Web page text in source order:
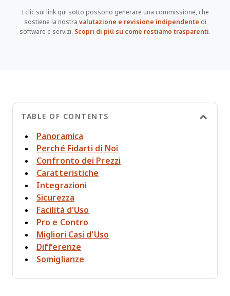
I clic sui link qui sotto possono generare una commissione, che
sostiene la nostra valutazione e revisione indipendente di
software e servizi. Scopri di più su come restiamo trasparenti.
TABLE OF CONTENTS
Panoramica
Perché Fidarti di Noi
Confronto dei Prezzi
Caratteristiche
Integrazioni
Sicurezza
Facilità d'Uso
Pro e Contro
Migliori Casi d'Uso
Differenze
Somiglianze